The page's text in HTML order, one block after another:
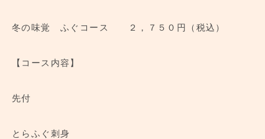
冬の味覚 ふぐコース ２，７５０円（税込）
【コース内容】
先付
とらふぐ刺身